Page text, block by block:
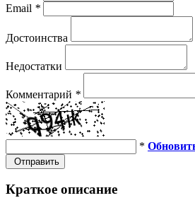
Email *
Достоинства
Недостатки
Комментарий *
*
Отправить
Краткое описание